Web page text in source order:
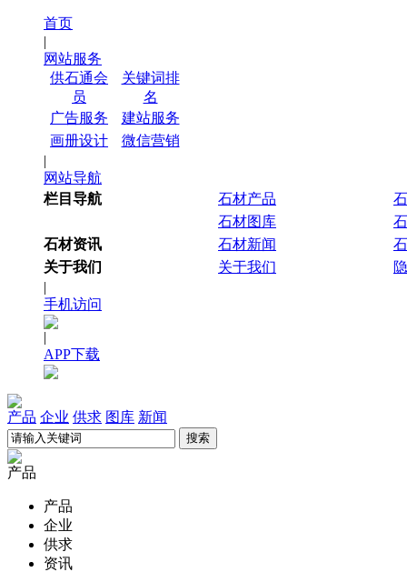
首页
|
网站服务
供石通会
员
关键词排
名
广告服务
建站服务
画册设计
微信营销
|
网站导航
栏目导航
石材产品
石材图库
石材资讯
石材新闻
关于我们
关于我们
|
手机访问
|
APP下载
产品 企业 供求 图库 新闻
产品
产品
企业
供求
资讯